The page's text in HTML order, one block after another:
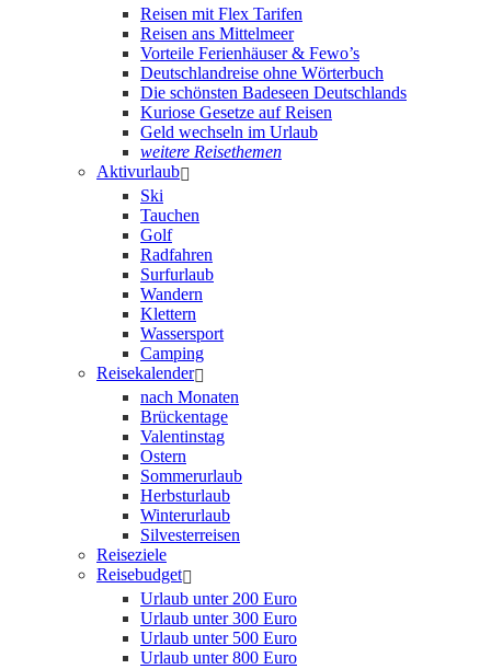
Reisen mit Flex Tarifen
Reisen ans Mittelmeer
Vorteile Ferienhäuser & Fewo’s
Deutschlandreise ohne Wörterbuch
Die schönsten Badeseen Deutschlands
Kuriose Gesetze auf Reisen
Geld wechseln im Urlaub
weitere Reisethemen
Aktivurlaub
Ski
Tauchen
Golf
Radfahren
Surfurlaub
Wandern
Klettern
Wassersport
Camping
Reisekalender
nach Monaten
Brückentage
Valentinstag
Ostern
Sommerurlaub
Herbsturlaub
Winterurlaub
Silvesterreisen
Reiseziele
Reisebudget
Urlaub unter 200 Euro
Urlaub unter 300 Euro
Urlaub unter 500 Euro
Urlaub unter 800 Euro